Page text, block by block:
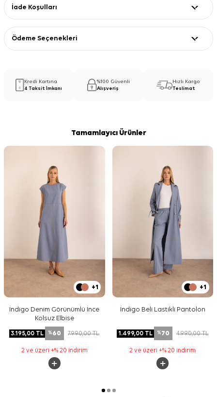
İade Koşulları
Ödeme Seçenekleri
Kredi Kartına
4 Taksit İmkanı
%100 Güvenli
Alışveriş
Hızlı Kargo
Teslimat
Tamamlayıcı Ürünler
+1
İndigo Denim Görünümlü İnce
Kolsuz Elbise
3.195,00 TL %60 7.990,00TL
2 ve üzeri +% 20 indirim
+1
İndigo Beli Lastikli Pantolon
1.499,00TL %70 4.990,00TL
2 ve üzeri +% 20 indirim